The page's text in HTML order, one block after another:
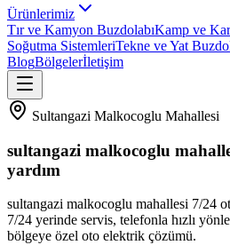
Ürünlerimiz
Tır ve Kamyon BuzdolabıKamp ve
Soğutma SistemleriTekne ve Yat
BlogBölgelerİletişim
Sultangazi Malkocoglu Mahallesi
sultangazi malkocoglu
yardım
sultangazi malkocoglu mahallesi 7/24
7/24 yerinde servis, telefonla hızlı
bölgeye özel oto elektrik çözümü.